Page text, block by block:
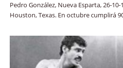
Pedro González, Nueva Esparta, 26-
Houston, Texas. En octubre cumplirá